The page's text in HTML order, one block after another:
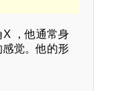
X ，他通常身
觉。他的形